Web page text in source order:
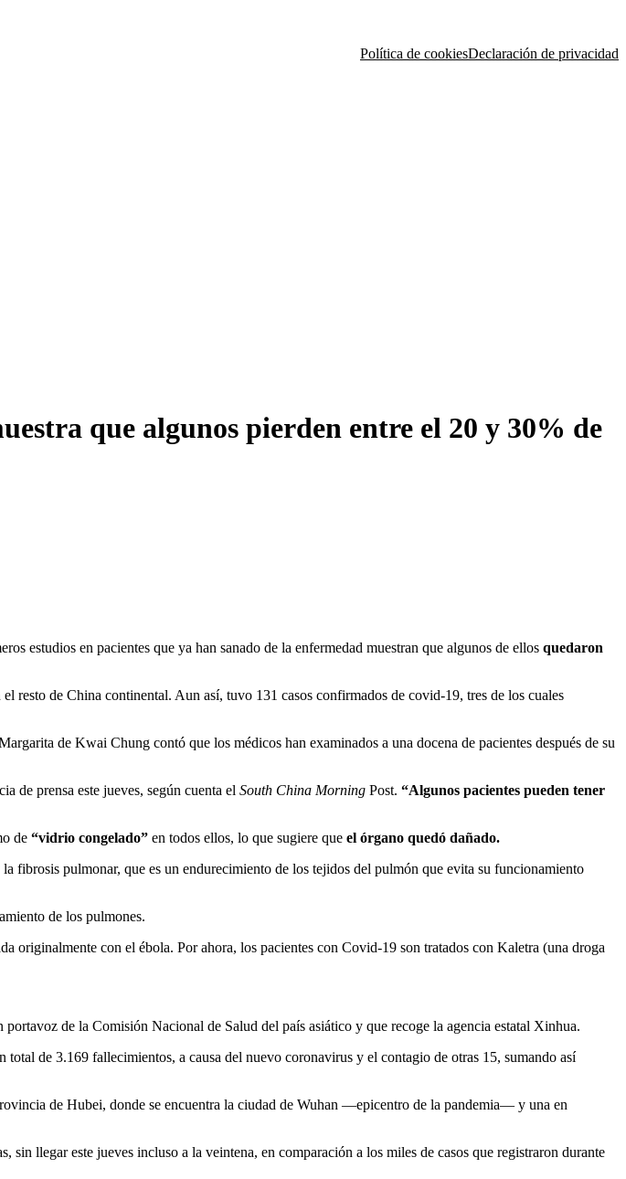
Política de cookiesDeclaración de privacidad
que algunos pierden entre el 20 y 30% de
estudios en pacientes que ya han sanado de la enfermedad muestran que algunos de ellos quedaron
resto de China continental. Aun así, tuvo 131 casos confirmados de covid-19, tres de los cuales
de Kwai Chung contó que los médicos han examinados a una docena de pacientes después de su
de prensa este jueves, según cuenta el South China Morning Post. “Algunos pacientes pueden tener
de “vidrio congelado” en todos ellos, lo que sugiere que el órgano quedó dañado.
fibrosis pulmonar, que es un endurecimiento de los tejidos del pulmón que evita su funcionamiento
de los pulmones.
originalmente con el ébola. Por ahora, los pacientes con Covid-19 son tratados con Kaletra (una droga
de la Comisión Nacional de Salud del país asiático y que recoge la agencia estatal Xinhua.
de 3.169 fallecimientos, a causa del nuevo coronavirus y el contagio de otras 15, sumando así
de Hubei, donde se encuentra la ciudad de Wuhan —epicentro de la pandemia— y una en
llegar este jueves incluso a la veintena, en comparación a los miles de casos que registraron durante